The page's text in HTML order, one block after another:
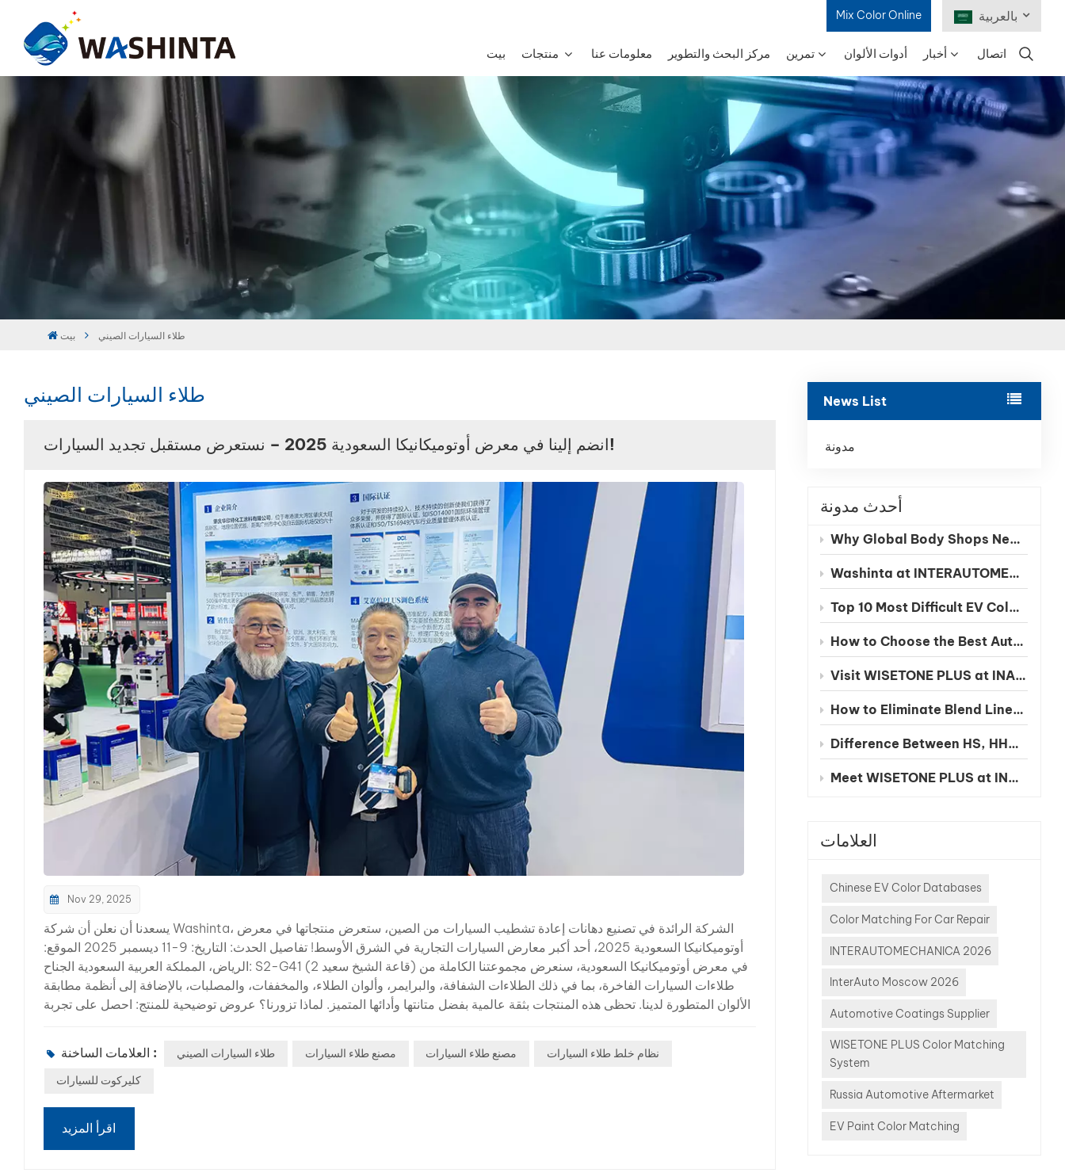
Mix Color Online بالعربية
English
Français
Deutsch
Português
بيت معلومات عنا مركز البحث والتطوير تمرين أدوات الألوان أخبار اتصال
بيت طلاء السيارات الصيني
News List
مدونة
أحدث مدونة
Why Global Body Shops Need Chinese EV Color Databases
Washinta at INTERAUTOMECHANICA 2026 Moscow
Top 10 Most Difficult EV Colors to Match in 2026
How to Choose the Best Automotive Refinish Paint Manufacturer in China
Visit WISETONE PLUS at INA PAACE Automechanika Mexico 2026 – Meet Your Trusted Automotive Refinish Paint Manufacturer
How to Eliminate Blend Lines in Automotive Spot Repairs: The Benefits of Seamless Clearcoat Technology
Difference Between HS, HHS and UHS Clearcoat
Meet WISETONE PLUS at INA PAACE Automechanika Mexico City 2026 – BOOTH NO. 1826-2
العلامات
Chinese EV Color Databases
Color Matching For Car Repair
INTERAUTOMECHANICA 2026
InterAuto Moscow 2026
Automotive Coatings Supplier
WISETONE PLUS Color Matching
System
Russia Automotive Aftermarket
EV Paint Color Matching
طلاء السيارات الصيني
انضم إلينا في معرض أوتوميكانيكا السعودية 2025 – نستعرض مستقبل تجديد السيارات!
Nov 29, 2025
يسعدنا أن نعلن أن شركة Washinta، الشركة الرائدة في تصنيع دهانات إعادة تشطيب السيارات من الصين، ستعرض منتجاتها في معرض
أوتوميكانيكا السعودية 2025، أحد أكبر معارض السيارات التجارية في الشرق الأوسط! تفاصيل الحدث: التاريخ: 9-11 ديسمبر 2025 الموقع:
الرياض، المملكة العربية السعودية الجناح: S2-G41 (قاعة الشيخ سعيد 2) في معرض أوتوميكانيكا السعودية، سنعرض مجموعتنا الكاملة من
طلاءات السيارات الفاخرة، بما في ذلك الطلاءات الشفافة، والبرايمر، وألوان الطلاء، والمخففات، والمصلبات، بالإضافة إلى أنظمة مطابقة
الألوان المتطورة لدينا. تحظى هذه المنتجات بثقة عالمية بفضل متانتها وأدائها المتميز. لماذا تزورنا؟ عروض توضيحية للمنتج: احصل على تجربة
وموثوقة تلبي الاحتياجات المتنوعة لصناعة السيارات. وقد شاركنا مؤخرًا في معرض أوتوميكانيكا شنغهاي، حيث عرضنا ابتكاراتنا وتواصلنا مع
عملاء من جميع أنحاء العالم. وتعكس مشاركتنا المستمرة في أبرز المعارض التجارية الدولية، مثل أوتوميكانيكا شنغهاي وأوتوميكانيكا
العلامات الساخنة : طلاء السيارات الصيني مصنع طلاء السيارات مصنع طلاء السيارات
نظام خلط طلاء السيارات
كليركوت للسيارات
اقرأ المزيد